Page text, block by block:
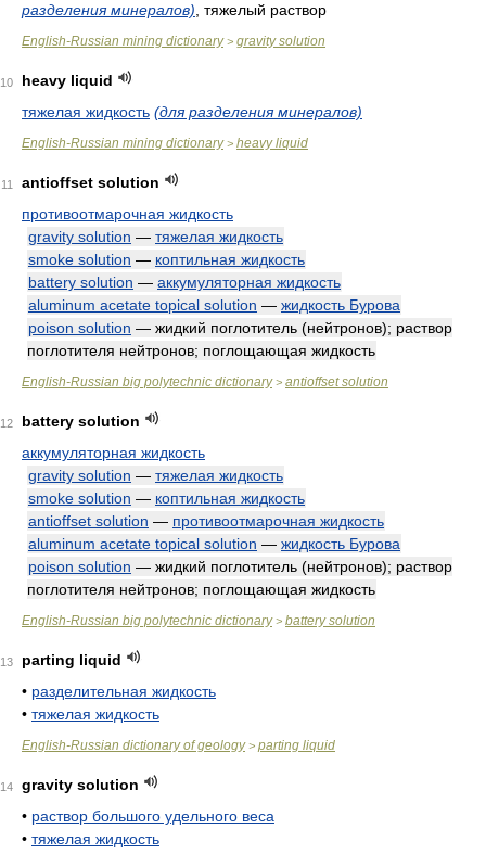
разделения минералов) , тяжелый раствор
English-Russian mining dictionary> gravity solution
10
heavy liquid
тяжелая жидкость (для разделения минералов)
English-Russian mining dictionary> heavy liquid
11
antioffset solution
противоотмарочная жидкость
gravity solution — тяжелая жидкость
smoke solution — коптильная жидкость
battery solution — аккумуляторная жидкость
aluminum acetate topical solution — жидкость Бурова
poison solution — жидкий поглотитель (нейтронов); раствор
поглотителя нейтронов; поглощающая жидкость
English-Russian big polytechnic dictionary> antioffset solution
12
battery solution
аккумуляторная жидкость
gravity solution — тяжелая жидкость
smoke solution — коптильная жидкость
antioffset solution — противоотмарочная жидкость
aluminum acetate topical solution — жидкость Бурова
poison solution — жидкий поглотитель (нейтронов); раствор
поглотителя нейтронов; поглощающая жидкость
English-Russian big polytechnic dictionary> battery solution
13
parting liquid
• разделительная жидкость
• тяжелая жидкость
English-Russian dictionary of geology> parting liquid
14
gravity solution
• раствор большого удельного веса
• тяжелая жидкость